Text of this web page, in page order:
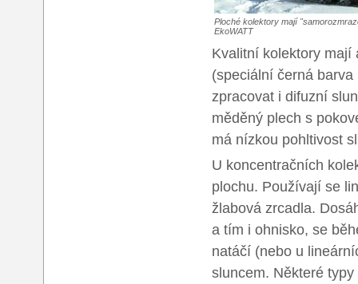
Ploché kolektory mají
EkoWATT
Kvalitní kolektory
(speciální černá
zpracovat i difuzní
měděný plech s
má nízkou pohltivost
U koncentračních
plochu. Používají se
žlabová zrcadla.
a tím i ohnisko, se
natáčí (nebo u
sluncem. Některé